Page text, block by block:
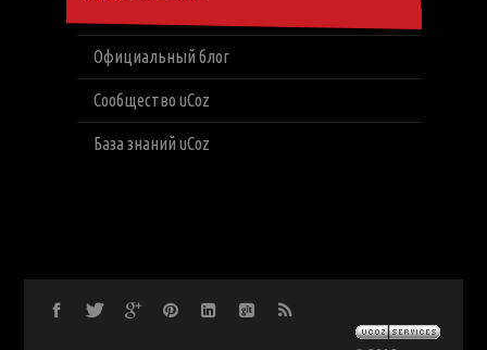
Официальный блог
Сообщество uCoz
База знаний uCoz